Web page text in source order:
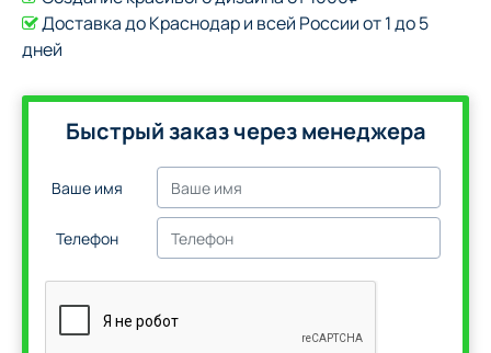
Доставка до Краснодар и всей России от 1 до 5
дней
Быстрый заказ через менеджера
Ваше имя
Телефон